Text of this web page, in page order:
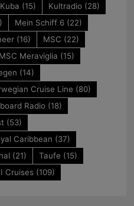
Kuba (15) Kultradio(28)
Mein Schiff 6(22)
(16) MSC (22)
MSC Meraviglia (15)
(14)
Cruise Line (80)
Radio(18)
(53)
Caribbean (37)
(21) Taufe (15)
Cruises (109)